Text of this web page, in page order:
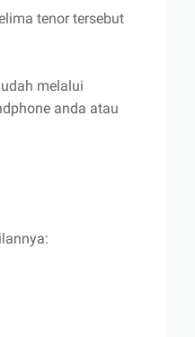
tenor tersebut
melalui
anda atau